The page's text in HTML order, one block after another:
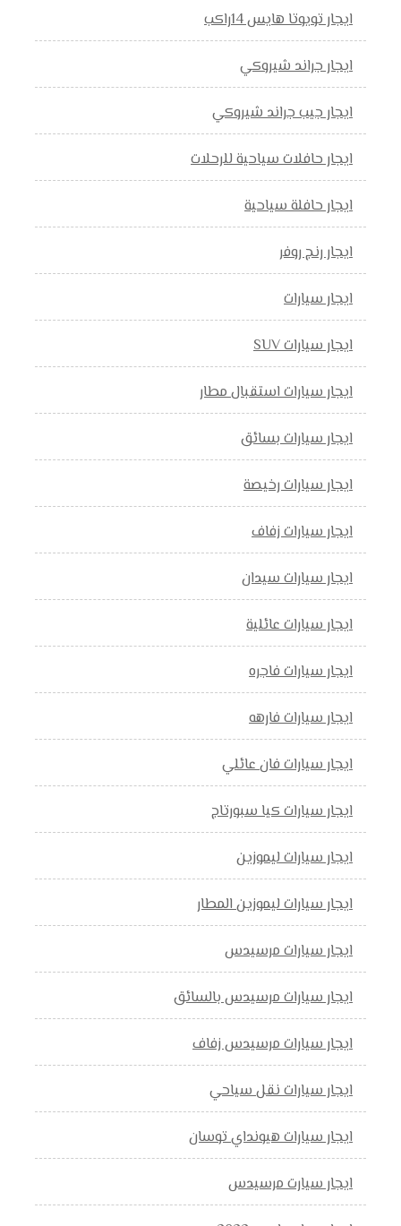
ايجار تويوتا هايس 14راكب
ايجار جراند شيروكي
ايجار جيب جراند شيروكي
ايجار حافلات سياحية للرحلات
ايجار حافلة سياحية
ايجار رنج روفر
ايجار سيارات
ايجار سيارات SUV
ايجار سيارات استقبال مطار
ايجار سيارات بسائق
ايجار سيارات رخيصة
ايجار سيارات زفاف
ايجار سيارات سيدان
ايجار سيارات عائلية
ايجار سيارات فاجره
ايجار سيارات فارهه
ايجار سيارات فان عائلي
ايجار سيارات كيا سبورتاج
ايجار سيارات ليموزين
ايجار سيارات ليموزين المطار
ايجار سيارات مرسيدس
ايجار سيارات مرسيدس بالسائق
ايجار سيارات مرسيدس زفاف
ايجار سيارات نقل سياحي
ايجار سيارات هيونداي توسان
ايجار سيارت مرسيدس